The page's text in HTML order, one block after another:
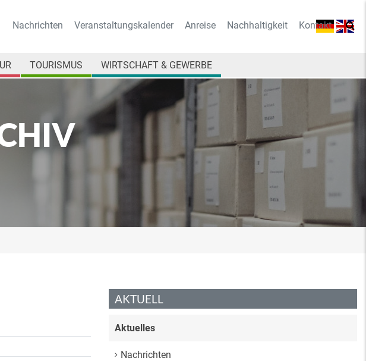
Nachrichten Veranstaltungskalender Anreise Nachhaltigkeit Kontakt
TOURISMUS WIRTSCHAFT & GEWERBE
AKTUELL
Aktuelles
Nachrichten